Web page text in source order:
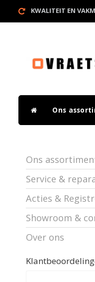
KWALITEIT EN
Ons
Ons
Service &
Acties &
Showroom &
Over ons